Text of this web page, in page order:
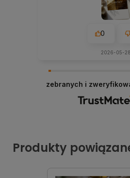
0
2026-05-28
zebranych i
Produkty